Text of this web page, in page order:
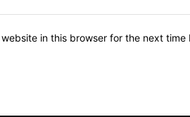
in this browser for the next time